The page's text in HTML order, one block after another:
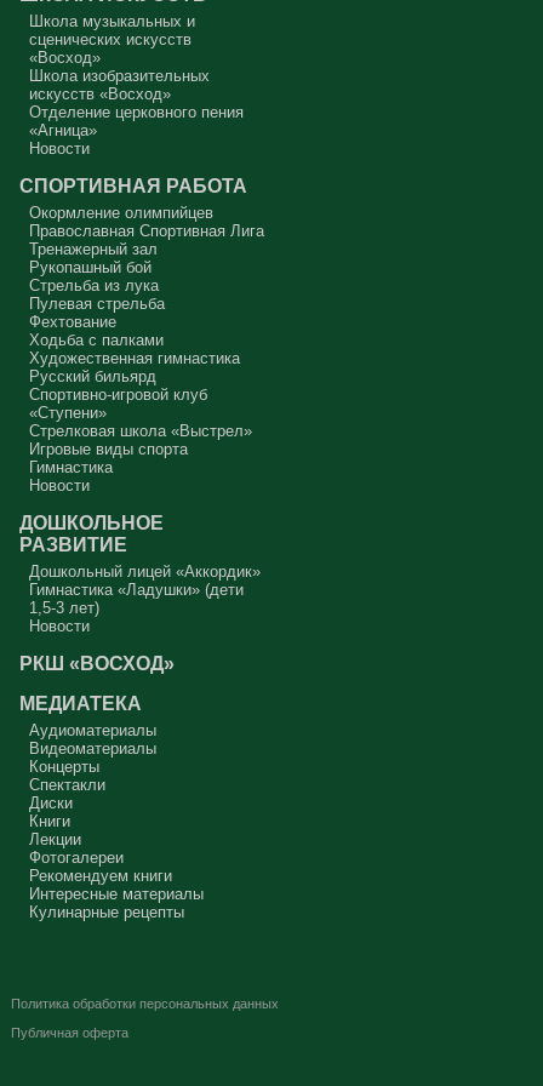
Аминь.
Протоиерей Андрей Алексеев
Школа музыкальных и
сценических искусств
«Восход»
Школа изобразительных
искусств «Восход»
Отделение церковного пения
«Агница»
Новости
СПОРТИВНАЯ РАБОТА
Окормление олимпийцев
Православная Спортивная Лига
Тренажерный зал
Рукопашный бой
Стрельба из лука
Пулевая стрельба
Фехтование
Ходьба с палками
Художественная гимнастика
Русский бильярд
Спортивно-игровой клуб
«Ступени»
Стрелковая школа «Выстрел»
Игровые виды спорта
Гимнастика
Новости
ДОШКОЛЬНОЕ
РАЗВИТИЕ
Дошкольный лицей «Аккордик»
Гимнастика «Ладушки» (дети
1,5-3 лет)
Новости
РКШ «ВОСХОД»
МЕДИАТЕКА
Аудиоматериалы
Видеоматериалы
Концерты
Спектакли
Диски
Книги
Лекции
Фотогалереи
Рекомендуем книги
Интересные материалы
Кулинарные рецепты
Политика обработки персональных данных
Публичная оферта